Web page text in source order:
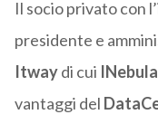
Il socio privato con
presidente e
Itwaydi cui INebula
vantaggi del